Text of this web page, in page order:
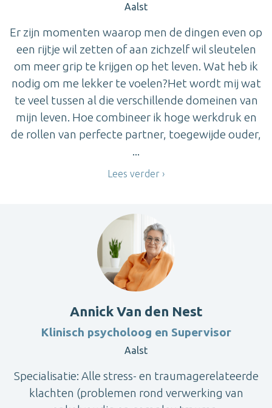
Aalst
Er zijn momenten waarop men de dingen even op
een rijtje wil zetten of aan zichzelf wil sleutelen
om meer grip te krijgen op het leven. Wat heb ik
nodig om me lekker te voelen?Het wordt mij wat
te veel tussen al die verschillende domeinen van
mijn leven. Hoe combineer ik hoge werkdruk en
de rollen van perfecte partner, toegewijde ouder,
...
Lees verder
Annick Van den Nest
Klinisch psycholoog en Supervisor
Aalst
Specialisatie: Alle stress- en traumagerelateerde
klachten (problemen rond verwerking van